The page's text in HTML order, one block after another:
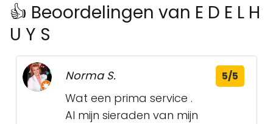
👍 Beoordelingen van E D E L H
U Y S
Norma S. 5/5
Wat een prima service .
Al mijn sieraden van mijn